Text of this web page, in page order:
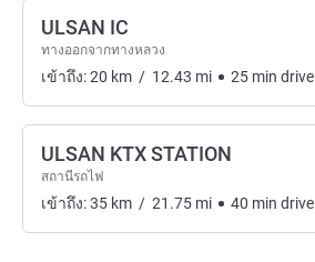
ULSAN IC
ทางออกจากทางหลวง
เข้าถึง:20 km / 12.43 mi 25 min drive
ULSAN KTX STATION
สถานีรถไฟ
เข้าถึง:35 km / 21.75 mi 40 min drive